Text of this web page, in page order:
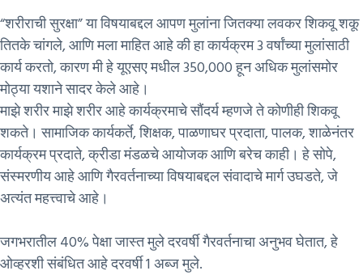
“शरीराची सुरक्षा” या विषयाबद्दल आपण मुलांना जितक्या लवकर शिकवू शकू
तितके चांगले, आणि मला माहित आहे की हा कार्यक्रम 3 वर्षांच्या मुलांसाठी
कार्य करतो, कारण मी हे यूएसए मधील 350,000 हून अधिक मुलांसमोर
मोठ्या यशाने सादर केले आहे।
माझे शरीर माझे शरीर आहे कार्यक्रमाचे सौंदर्य म्हणजे ते कोणीही शिकवू
शकते। सामाजिक कार्यकर्ते, शिक्षक, पाळणाघर प्रदाता, पालक, शाळेनंतर
कार्यक्रम प्रदाते, क्रीडा मंडळचे आयोजक आणि बरेच काही। हे सोपे,
संस्मरणीय आहे आणि गैरवर्तनाच्या विषयाबद्दल संवादाचे मार्ग उघडते, जे
अत्यंत महत्त्वाचे आहे।
जगभरातील 40% पेक्षा जास्त मुले दरवर्षी गैरवर्तनाचा अनुभव घेतात, हे
ओव्हरशी संबंधित आहे दरवर्षी 1 अब्ज मुले.